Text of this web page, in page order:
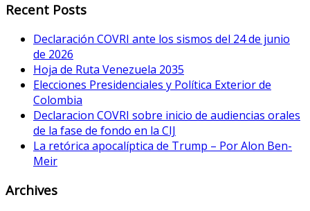
Recent Posts
Declaración COVRI ante los sismos del 24 de junio
de 2026
Hoja de Ruta Venezuela 2035
Elecciones Presidenciales y Política Exterior de
Colombia
Declaracion COVRI sobre inicio de audiencias orales
de la fase de fondo en la CIJ
La retórica apocalíptica de Trump – Por Alon Ben-
Meir
Archives